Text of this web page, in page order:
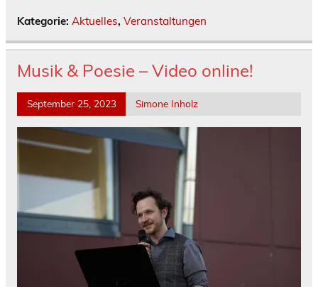
Kategorie: Aktuelles, Veranstaltungen
Musik & Poesie – Video online!
September 25, 2023 Simone Inholz